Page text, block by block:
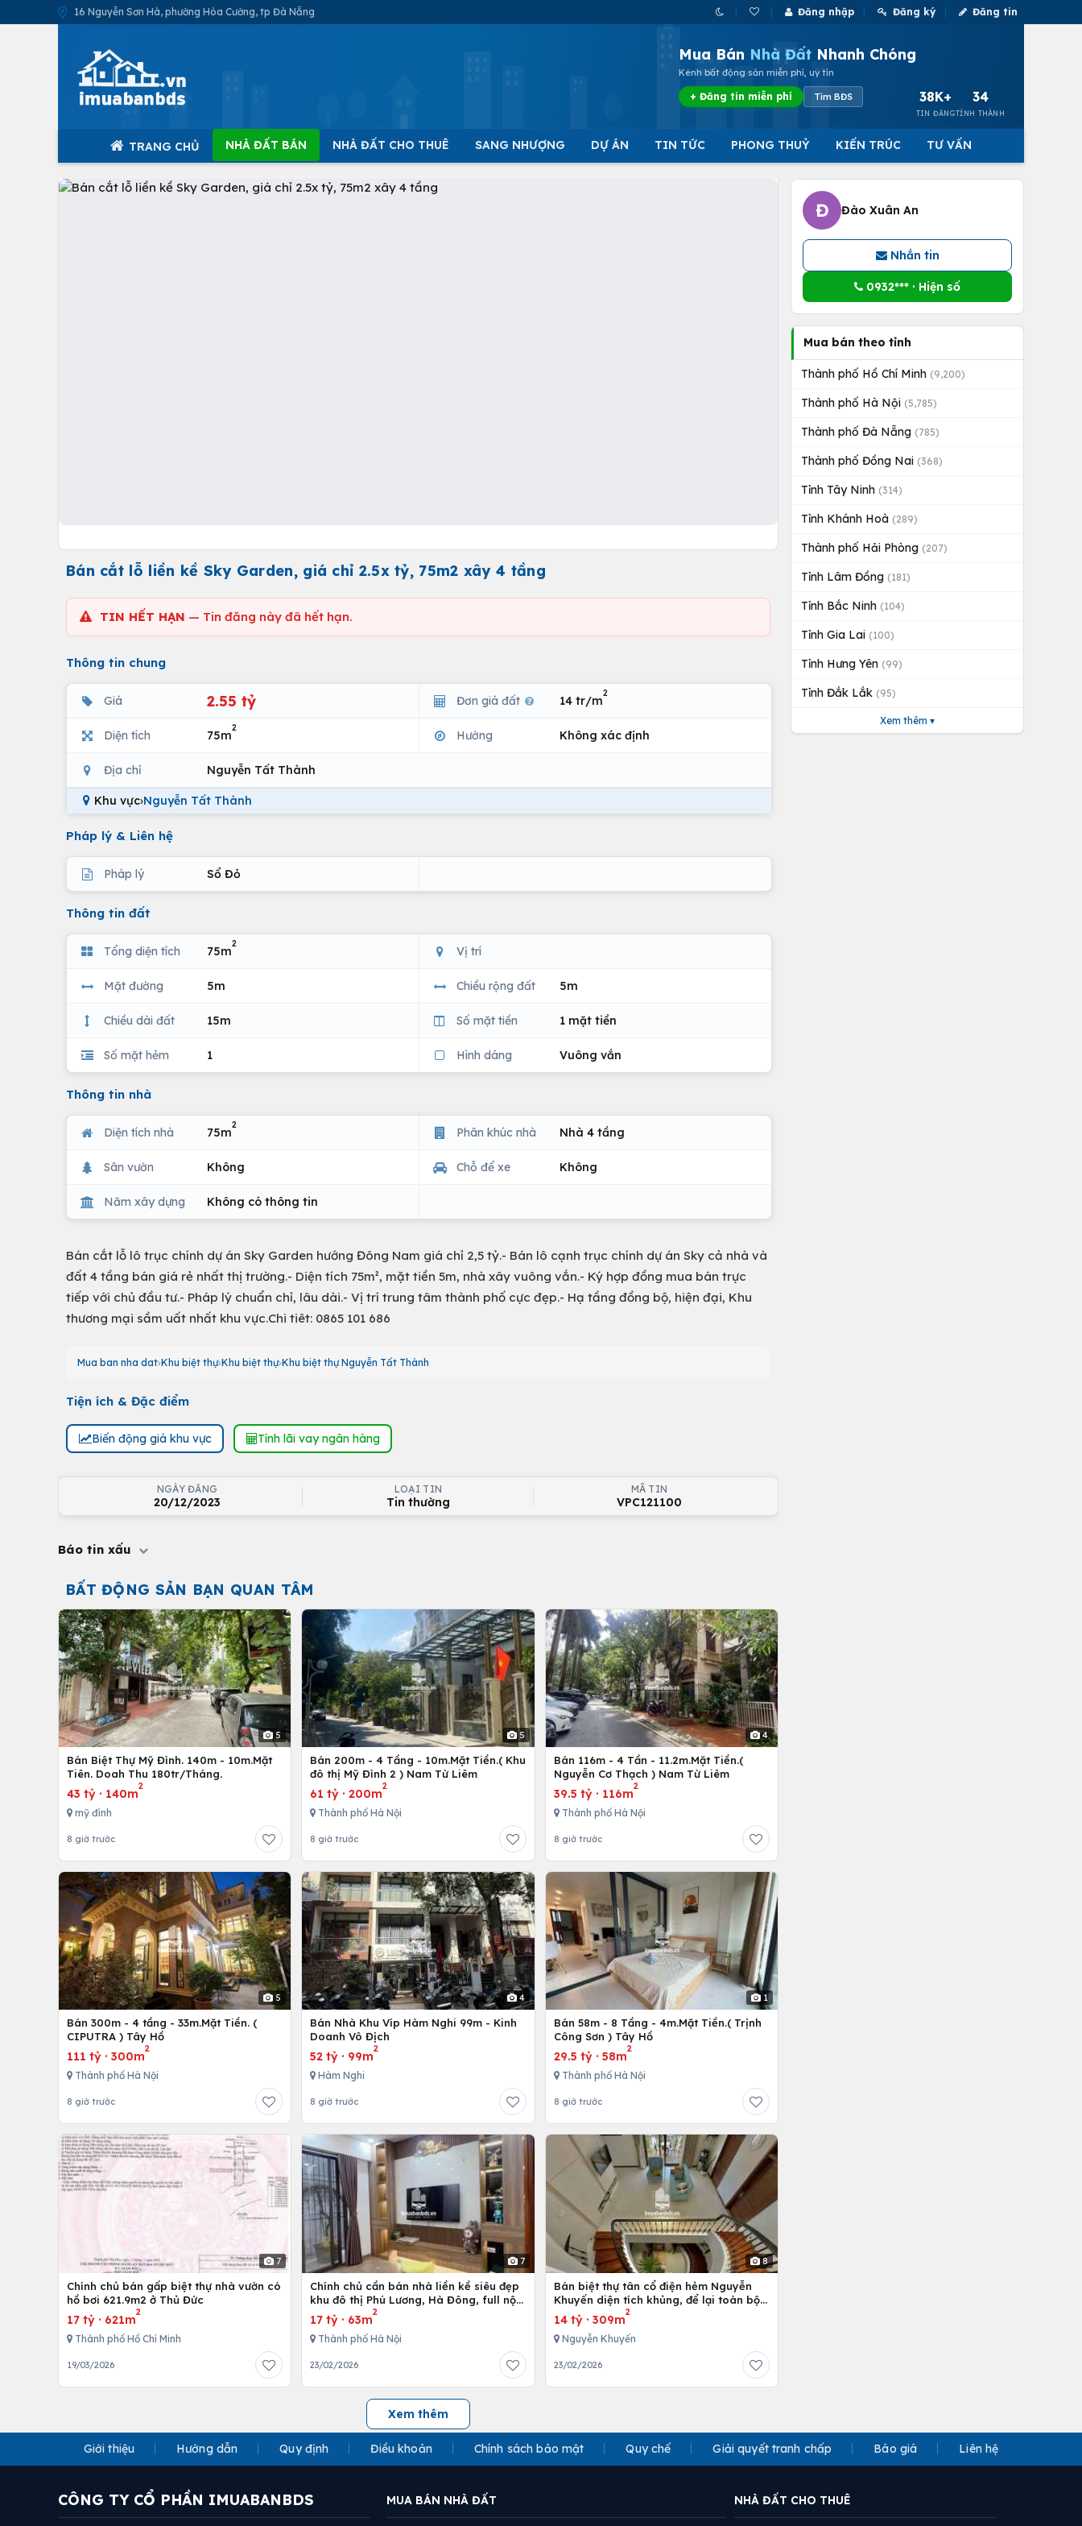
16 Nguyễn Sơn Hà, phường Hòa Cường, tp Đà Nẵng Đăng nhập Đăng ký Đăng tin
Mua Bán Nhà Đất Nhanh Chóng
Kênh bất động sản miễn phí, uy tín
+ Đăng tin miễn phí Tìm BĐS 38K+
TIN ĐĂNG
34
TỈNH THÀNH
TRANG CHỦ NHÀ ĐẤT BÁN NHÀ ĐẤT CHO THUÊ SANG NHƯỢNG DỰ ÁN TIN TỨC PHONG THUỶ KIẾN TRÚC TƯ VẤN
Bán cắt lỗ liền kề Sky Garden, giá chỉ 2.5x tỷ, 75m2 xây 4 tầng
TIN HẾT HẠN — Tin đăng này đã hết hạn.
Thông tin chung
Giá 2.55 tỷ Đơn giá đất 14 tr/m
2
Diện tích 75m
2
Hướng Không xác định
Địa chỉ Nguyễn Tất Thành
Khu vực›Nguyễn Tất Thành
Pháp lý & Liên hệ
Pháp lý Sổ Đỏ
Thông tin đất
Tổng diện tích 75m
2
Vị trí
Mặt đường 5m Chiều rộng đất 5m
Chiều dài đất 15m Số mặt tiền 1 mặt tiền
Số mặt hẻm 1 Hình dáng Vuông vắn
Thông tin nhà
Diện tích nhà 75m
2
Phân khúc nhà Nhà 4 tầng
Sân vườn Không Chỗ để xe Không
Năm xây dựng Không có thông tin
Bán cắt lỗ lô trục chính dự án Sky Garden hướng Đông Nam giá chỉ 2,5 tỷ.- Bán lô cạnh trục chính dự án Sky cả nhà và
đất 4 tầng bán giá rẻ nhất thị trường.- Diện tích 75m², mặt tiền 5m, nhà xây vuông vắn.- Ký hợp đồng mua bán trực
tiếp với chủ đầu tư.- Pháp lý chuẩn chỉ, lâu dài.- Vị trí trung tâm thành phố cực đẹp.- Hạ tầng đồng bộ, hiện đại, Khu
thương mại sầm uất nhất khu vực.Chi tiêt: 0865 101 686
Mua ban nha dat Khu biệt thự Khu biệt thự Khu biệt thự Nguyễn Tất Thành
Tiện ích & Đặc điểm
Biến động giá khu vực Tính lãi vay ngân hàng
NGÀY ĐĂNG
20/12/2023
LOẠI TIN
Tin thường
MÃ TIN
VPC121100
Báo tin xấu
BẤT ĐỘNG SẢN BẠN QUAN TÂM
5
Bán Biệt Thự Mỹ Đình. 140m - 10m.Mặt
Tiên. Doah Thu 180tr/Tháng.
43 tỷ · 140m
2
mỹ đình
8 giờ trước
5
Bán 200m - 4 Tầng - 10m.Mặt Tiền.( Khu
đô thị Mỹ Đình 2 ) Nam Từ Liêm
61 tỷ ·200m
2
Thành phố Hà Nội
8 giờ trước
4
Bán 116m - 4 Tần - 11.2m.Mặt Tiền.(
Nguyễn Cơ Thạch ) Nam Từ Liêm
39.5 tỷ· 116m
2
Thành phố Hà Nội
8 giờ trước
5
Bán 300m - 4 tầng - 33m.Mặt Tiền. (
CIPUTRA ) Tây Hồ
111 tỷ · 300m
2
Thành phố Hà Nội
8 giờ trước
4
Bán Nhà Khu Víp Hàm Nghi 99m - Kinh
Doanh Vô Địch
52 tỷ · 99m
2
Hàm Nghi
8 giờ trước
1
Bán 58m - 8 Tầng - 4m.Mặt Tiền.( Trịnh
Công Sơn ) Tây Hồ
29.5 tỷ· 58m
2
Thành phố Hà Nội
8 giờ trước
7
Chính chủ bán gấp biệt thự nhà vườn có
hồ bơi 621.9m2 ở Thủ Đức
17 tỷ · 621m
2
Thành phố Hồ Chí Minh
19/03/2026
7
Chính chủ cần bán nhà liền kề siêu đẹp
khu đô thị Phú Lương, Hà Đông, full nội
thất cao cấp
17 tỷ · 63m
2
Thành phố Hà Nội
23/02/2026
8
Bán biệt thự tân cổ điện hẻm Nguyễn
Khuyến diện tích khủng, để lại toàn bộ
nội thất
14 tỷ· 309m
2
Nguyễn Khuyến
23/02/2026
Xem thêm
Đ Đào Xuân An
Nhắn tin
0932*** · Hiện số
Mua bán theo tỉnh
Thành phố Hồ Chí Minh (9,200)
Thành phố Hà Nội (5,785)
Thành phố Đà Nẵng (785)
Thành phố Đồng Nai (368)
Tỉnh Tây Ninh (314)
Tỉnh Khánh Hoà (289)
Thành phố Hải Phòng (207)
Tỉnh Lâm Đồng (181)
Tỉnh Bắc Ninh (104)
Tỉnh Gia Lai (100)
Tỉnh Hưng Yên (99)
Tỉnh Đắk Lắk (95)
Xem thêm ▾
Giới thiệu Hướng dẫn Quy định Điều khoản Chính sách bảo mật Quy chế Giải quyết tranh chấp Báo giá Liên hệ
CÔNG TY CỔ PHẦN IMUABANBDS MUA BÁN NHÀ ĐẤT NHÀ ĐẤT CHO THUÊ